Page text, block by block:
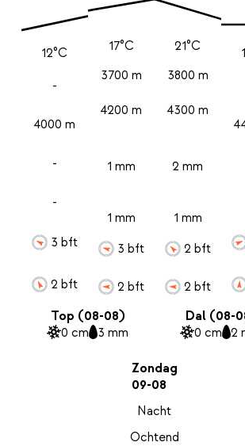
12°C
-
4000 m
-
-
3 bft
2 bft
17°C
3700 m
4200 m
1 mm
1 mm
3 bft
2 bft
21°C
3800 m
4300 m
2 mm
1 mm
2 bft
2 bft
Top (08-08)
0 cm 3 mm
Dal (08-
0 cm 2
Zondag
09-08
Nacht
Ochtend